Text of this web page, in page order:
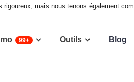
mais nous tenons également
99+ Outils Blog